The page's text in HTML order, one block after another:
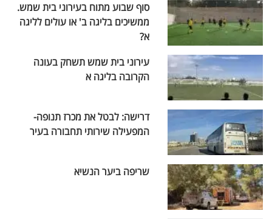
סוף שבוע מתוח בעירוני בית שמש.
ממשיכים בליגה ב' או עולים לליגה
א?
עירוני בית שמש תשחק בעונה
הקרובה בליגה א
דרישה: לבטל את מכרז תנופה-
המפעילה שירותי תחבורה בעיר
שריפה ביער הנשיא